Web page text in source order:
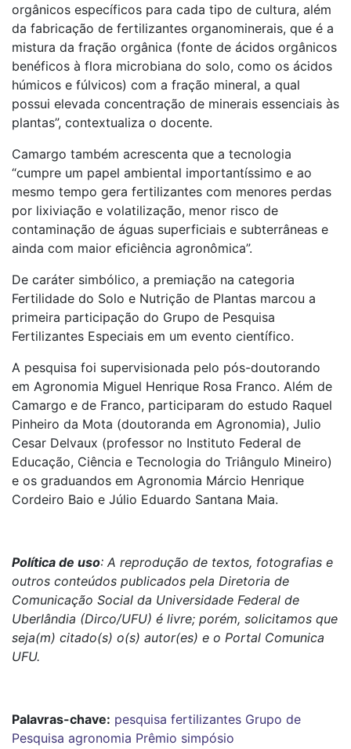
orgânicos específicos para cada tipo de cultura, além
da fabricação de fertilizantes organominerais, que é a
mistura da fração orgânica (fonte de ácidos orgânicos
benéficos à flora microbiana do solo, como os ácidos
húmicos e fúlvicos) com a fração mineral, a qual
possui elevada concentração de minerais essenciais às
plantas”, contextualiza o docente.
Camargo também acrescenta que a tecnologia
“cumpre um papel ambiental importantíssimo e ao
mesmo tempo gera fertilizantes com menores perdas
por lixiviação e volatilização, menor risco de
contaminação de águas superficiais e subterrâneas e
ainda com maior eficiência agronômica”.
De caráter simbólico, a premiação na categoria
Fertilidade do Solo e Nutrição de Plantas marcou a
primeira participação do Grupo de Pesquisa
Fertilizantes Especiais em um evento científico.
A pesquisa foi supervisionada pelo pós-doutorando
em Agronomia Miguel Henrique Rosa Franco. Além de
Camargo e de Franco, participaram do estudo Raquel
Pinheiro da Mota (doutoranda em Agronomia), Julio
Cesar Delvaux (professor no Instituto Federal de
Educação, Ciência e Tecnologia do Triângulo Mineiro)
e os graduandos em Agronomia Márcio Henrique
Cordeiro Baio e Júlio Eduardo Santana Maia.
Política de uso: A reprodução de textos, fotografias e
outros conteúdos publicados pela Diretoria de
Comunicação Social da Universidade Federal de
Uberlândia (Dirco/UFU) é livre; porém, solicitamos que
seja(m) citado(s) o(s) autor(es) e o Portal Comunica
UFU.
Palavras-chave: pesquisa fertilizantes Grupo de
Pesquisa agronomia Prêmio simpósio